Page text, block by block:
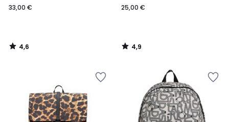
33,00 €
4,6
/
25,00 €
4,9
/